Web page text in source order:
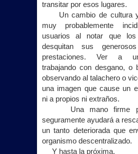
transitar por esos lugares.
Un cambio de cultura y
muy probablemente
usuarios al notar que los
desquitan sus
prestaciones. Ver a
trabajando con desgano, o
observando al talachero o
una imagen que cause un
ni a propios ni extraños.
Una mano firme
seguramente ayudará a
un tanto deteriorada que
organismo descentralizado.
Y hasta la próxima.